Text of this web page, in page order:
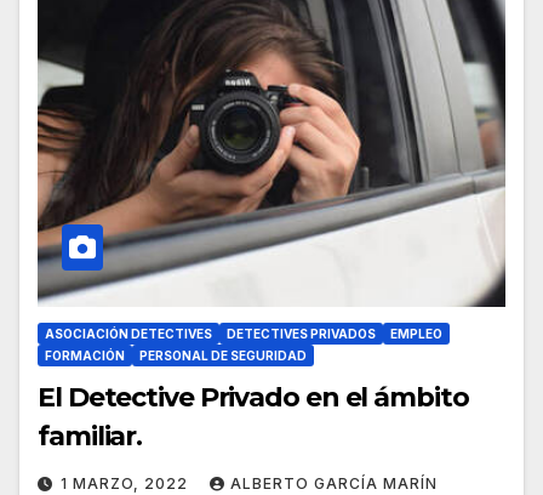
ASOCIACIÓN DETECTIVES DETECTIVES PRIVADOS
EMPLEO
FORMACIÓN
PERSONAL DE SEGURIDAD
El Detective Privado en el ámbito
familiar.
1 MARZO, 2022 ALBERTO GARCÍA MARÍN